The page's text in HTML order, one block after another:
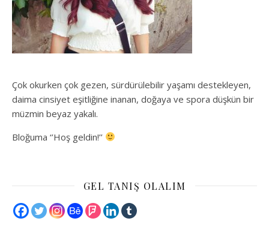
Çok okurken çok gezen, sürdürülebilir yaşamı destekleyen,
daima cinsiyet eşitliğine inanan, doğaya ve spora düşkün bir
müzmin beyaz yakalı.
Bloğuma ‘’Hoş geldin!’’
GEL TANIŞ OLALIM